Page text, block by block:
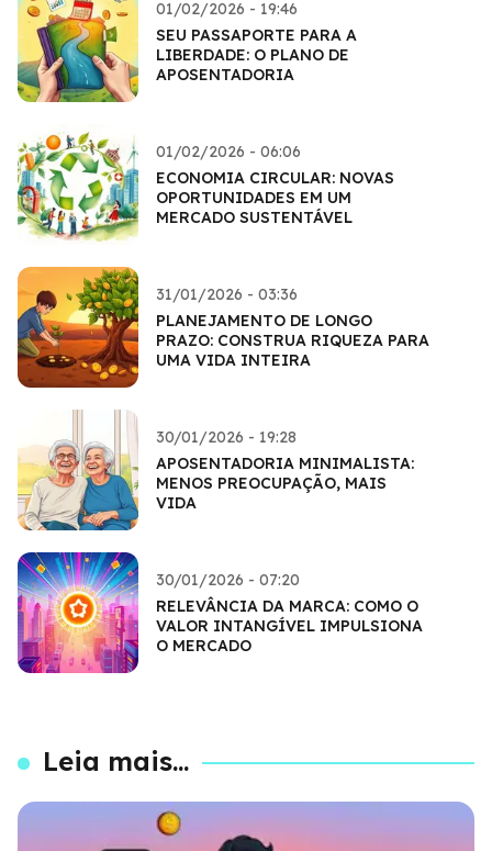
01/02/2026 - 19:46
SEU PASSAPORTE PARA A
LIBERDADE: O PLANO DE
APOSENTADORIA
01/02/2026 - 06:06
ECONOMIA CIRCULAR: NOVAS
OPORTUNIDADES EM UM
MERCADO SUSTENTÁVEL
31/01/2026 - 03:36
PLANEJAMENTO DE LONGO
PRAZO: CONSTRUA RIQUEZA PARA
UMA VIDA INTEIRA
30/01/2026 - 19:28
APOSENTADORIA MINIMALISTA:
MENOS PREOCUPAÇÃO, MAIS
VIDA
30/01/2026 - 07:20
RELEVÂNCIA DA MARCA: COMO O
VALOR INTANGÍVEL IMPULSIONA
O MERCADO
Leia mais...